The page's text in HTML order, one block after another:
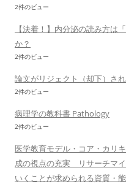
2件のビュー
【決着！】内分泌の読み方は
か？
2件のビュー
論文がリジェクト（却下）さ
2件のビュー
病理学の教科書 Pathology
2件のビュー
医学教育モデル・コア・カリ
成の視点の充実 リサーチマ
いくことが求められる資質・